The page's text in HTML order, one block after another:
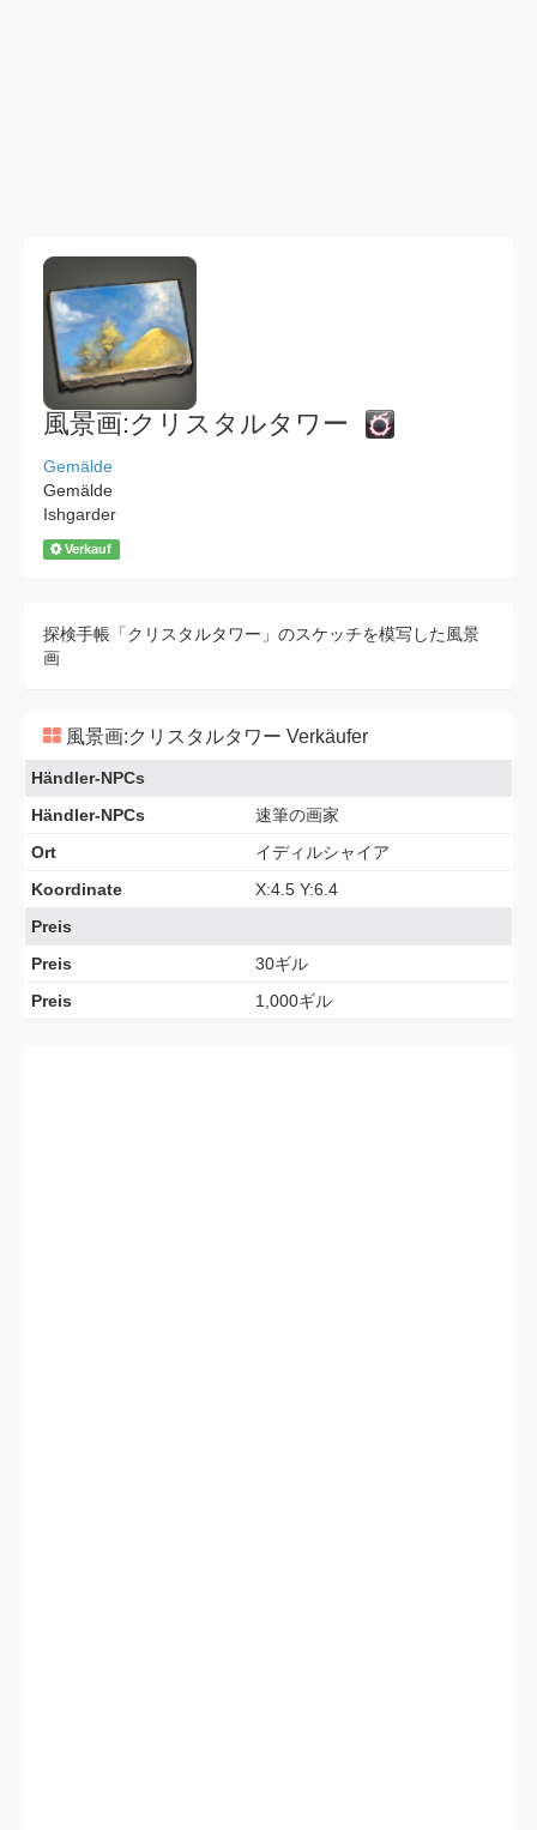
風景画:クリスタルタワー
Gemälde
Gemälde
Ishgarder
Verkauf
探検手帳「クリスタルタワー」のスケッチを模写した風景
画
風景画:クリスタルタワー Verkäufer
Händler-NPCs
Händler-NPCs
速筆の画家
Ort
イディルシャイア
Koordinate
X:4.5 Y:6.4
Preis
Preis
30ギル
Preis
1,000ギル